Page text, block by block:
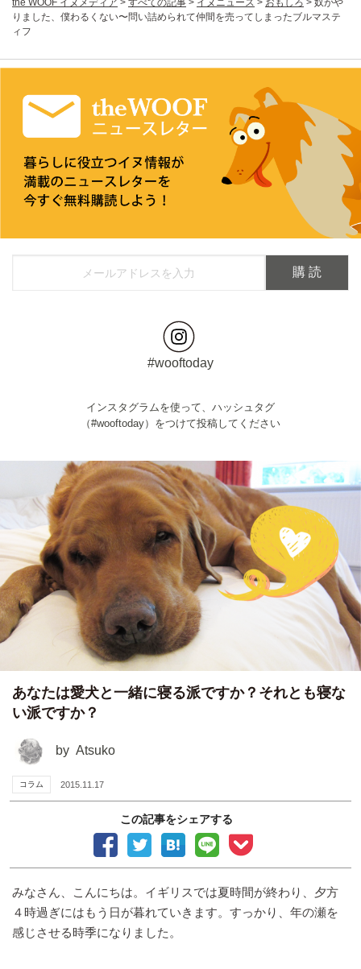
the WOOF イヌメディア > すべての記事 > イヌニュース > おもしろ > 奴がや
りました、僕わるくない〜問い詰められて仲間を売ってしまったブルマステ
ィフ
#wooftoday
インスタグラムを使って、ハッシュタグ
（#wooftoday）をつけて投稿してください
あなたは愛犬と一緒に寝る派ですか？それとも寝な
い派ですか？
by Atsuko
コラム 2015.11.17
この記事をシェアする
みなさん、こんにちは。イギリスでは夏時間が終わり、夕方
４時過ぎにはもう日が暮れていきます。すっかり、年の瀬を
感じさせる時季になりました。